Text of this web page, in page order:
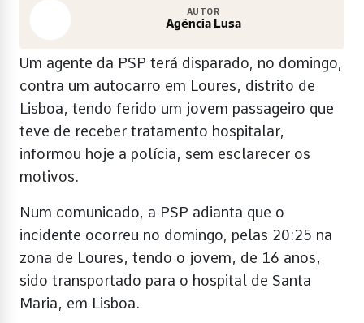
AUTOR
Agência Lusa
Um agente da PSP terá disparado, no domingo,
contra um autocarro em Loures, distrito de
Lisboa, tendo ferido um jovem passageiro que
teve de receber tratamento hospitalar,
informou hoje a polícia, sem esclarecer os
motivos.
Num comunicado, a PSP adianta que o
incidente ocorreu no domingo, pelas 20:25 na
zona de Loures, tendo o jovem, de 16 anos,
sido transportado para o hospital de Santa
Maria, em Lisboa.